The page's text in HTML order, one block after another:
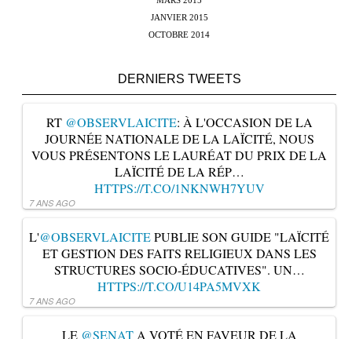
JANVIER 2015
OCTOBRE 2014
DERNIERS TWEETS
RT @OBSERVLAICITE: À L'OCCASION DE LA
JOURNÉE NATIONALE DE LA LAÏCITÉ, NOUS
VOUS PRÉSENTONS LE LAURÉAT DU PRIX DE LA
LAÏCITÉ DE LA RÉP…
HTTPS://T.CO/1NKNWH7YUV
7 ANS AGO
L'@OBSERVLAICITEPUBLIE SON GUIDE "LAÏCITÉ
ET GESTION DES FAITS RELIGIEUX DANS LES
STRUCTURES SOCIO-ÉDUCATIVES". UN…
HTTPS://T.CO/U14PA5MVXK
7 ANS AGO
LE @SENATA VOTÉ EN FAVEUR DE LA